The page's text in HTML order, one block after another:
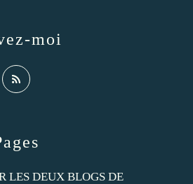
LES DEUX BLOGS DE
moi